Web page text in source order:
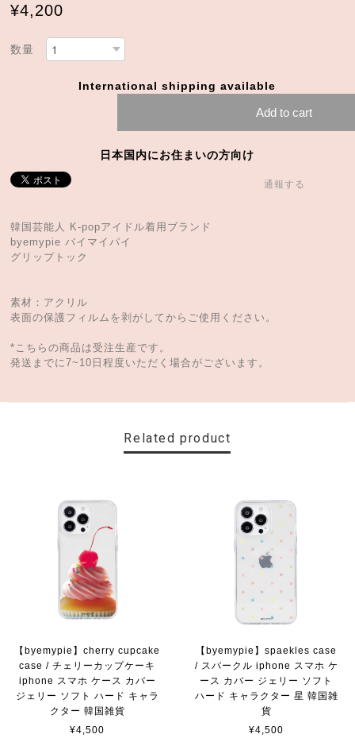
¥4,200
数量
International shipping available
Add to cart
日本国内にお住まいの方向け
通報する
韓国芸能人 K-popアイドル着用ブランド
byemypie バイマイパイ
グリップトック
素材：アクリル
表面の保護フィルムを剥がしてからご使用ください。
*こちらの商品は受注生産です。
発送までに7~10日程度いただく場合がございます。
Related product
【byemypie】cherry cupcake
case / チェリーカップケーキ
iphone スマホ ケース カバー
ジェリー ソフト ハード キャラ
クター 韓国雑貨
¥4,500
【byemypie】spaekles case
/ スパークル iphone スマホ ケ
ース カバー ジェリー ソフト
ハード キャラクター 星 韓国雑
貨
¥4,500